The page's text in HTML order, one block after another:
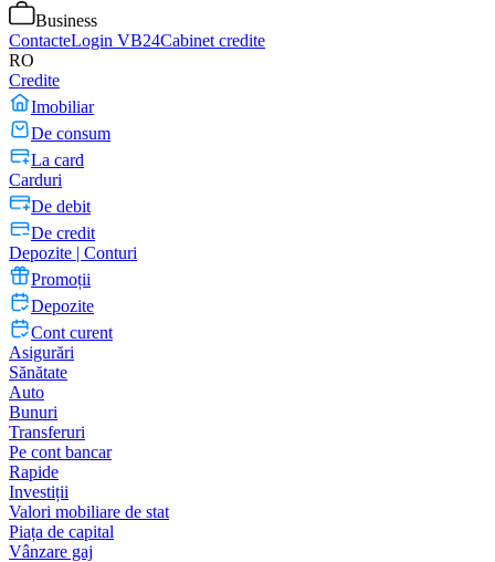
Business
ContacteLogin VB24Cabinet credite
RO
Credite
Imobiliar
De consum
La card
Carduri
De debit
De credit
Depozite | Conturi
Promoții
Depozite
Cont curent
Asigurări
Sănătate
Auto
Bunuri
Transferuri
Pe cont bancar
Rapide
Investiții
Valori mobiliare de stat
Piața de capital
Vânzare gaj